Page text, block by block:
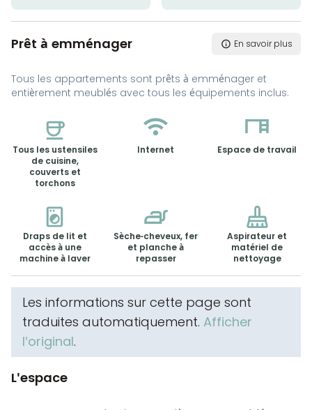
Prêt à emménager En savoir plus
Tous les appartements sont prêts à emménager et
entièrement meublés avec tous les équipements inclus.
Tous les ustensiles
de cuisine,
couverts et
torchons
Internet Espace de travail
Draps de lit et
accès à une
machine à laver
Sèche-cheveux, fer
et planche à
repasser
Aspirateur et
matériel de
nettoyage
Les informations sur cette page sont
traduites automatiquement. Afficher
l'original.
L'espace